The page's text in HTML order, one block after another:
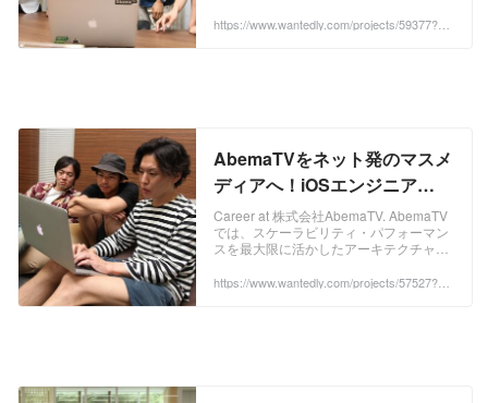
術を駆使した動画再生に挑戦し、フロン
https://www.wantedly.com/projects/59377?po
AbemaTVをネット発のマスメ
ディアへ！iOSエンジニア
WANTED！ by 株式会社
AbemaTV
Career at 株式会社AbemaTV. AbemaTV
では、スケーラビリティ・パフォーマン
スを最大限に活かしたアーキテクチャを
新が活発なOSSを利用でき、モダンで安
https://www.wantedly.com/projects/57527?po